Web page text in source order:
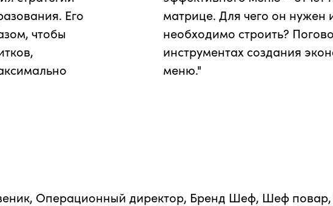
Его
чтобы
матрице. Для чего он нужен
необходимо строить?
инструментах создания
меню."
Операционный директор, Бренд Шеф, Шеф повар,